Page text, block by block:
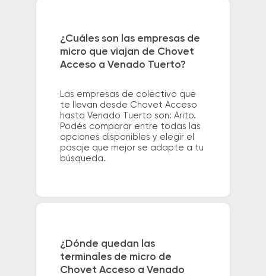
¿Cuáles son las empresas de
micro que viajan de Chovet
Acceso a Venado Tuerto?
Las empresas de colectivo que
te llevan desde Chovet Acceso
hasta Venado Tuerto son: Arito.
Podés comparar entre todas las
opciones disponibles y elegir el
pasaje que mejor se adapte a tu
búsqueda.
¿Dónde quedan las
terminales de micro de
Chovet Acceso a Venado